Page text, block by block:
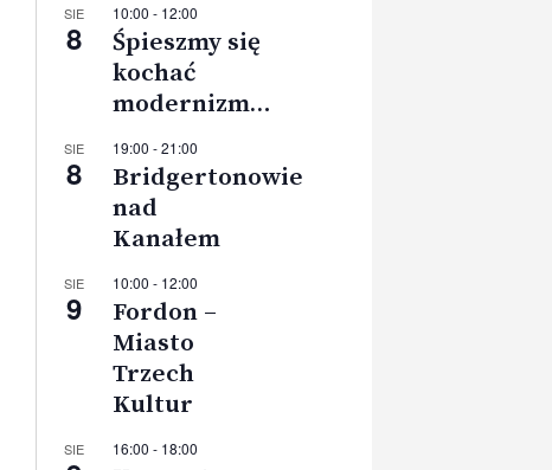
SIE
8
10:00 - 12:00
Śpieszmy się
kochać
modernizm…
SIE
8
19:00 -21:00
Bridgertonowie
nad
Kanałem
SIE
9
10:00 - 12:00
Fordon –
Miasto
Trzech
Kultur
SIE 16:00 - 18:00